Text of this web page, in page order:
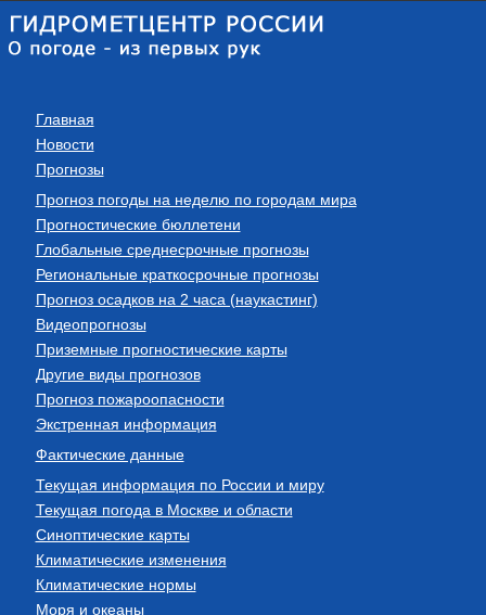
Главная
Новости
Прогнозы
Прогноз погоды на неделю по городам мира
Прогностические бюллетени
Глобальные среднесрочные прогнозы
Региональные краткосрочные прогнозы
Прогноз осадков на 2 часа (наукастинг)
Видеопрогнозы
Приземные прогностические карты
Другие виды прогнозов
Прогноз пожароопасности
Экстренная информация
Фактические данные
Текущая информация по России и миру
Текущая погода в Москве и области
Синоптические карты
Климатические изменения
Климатические нормы
Моря и океаны